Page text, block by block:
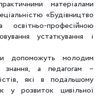
матеріалами
«Будівництво
професійною
устаткування і
допоможуть молодим
а педагогам –
які в подальшому
у розвиток цивільної